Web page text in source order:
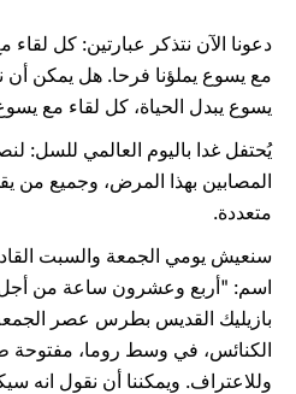
دعونا الآن نتذكر عبارتين: كل لقاء
مع يسوع يملؤنا فرحا. هل يمكن أن
يسوع يبدل الحياة، كل لقاء مع
يُحتفل غدا باليوم العالمي للسل:
المصابين بهذا المرض، وجميع من
متعددة.
سنعيش يومي الجمعة والسبت
اسم: "أربع وعشرون ساعة من أجل
بازيليك القديس بطرس عصر
الكنائس، في وسط روما، مفتوحة
وللاعتراف. ويمكننا أن نقول انه